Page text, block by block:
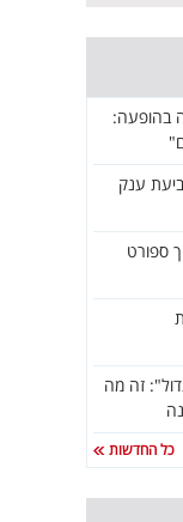
בהופעה:
ענק
ספורט
זה מה
כל החדשות